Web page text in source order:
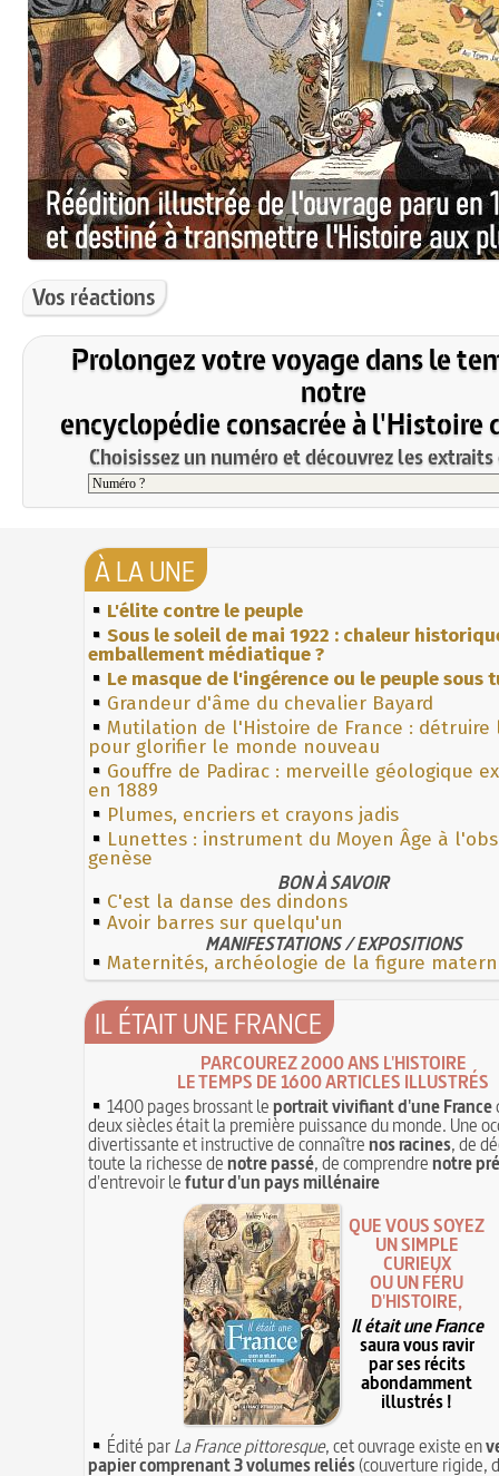
Vos réactions
Prolongez votre voyage dans le
notre
encyclopédie consacrée à l'Histoire
Choisissez un numéro et découvrez les
À LA UNE
L'élite contre le peuple
Sous le soleil de mai 1922 : chaleur
emballement médiatique ?
Le masque de l'ingérence ou le peuple sous
Grandeur d'âme du chevalier Bayard
Mutilation de l'Histoire de France : détruire
pour glorifier le monde nouveau
Gouffre de Padirac : merveille géologique
en 1889
Plumes, encriers et crayons jadis
Lunettes : instrument du Moyen Âge à
genèse
BON À SAVOIR
C'est la danse des dindons
Avoir barres sur quelqu'un
MANIFESTATIONS / EXPOSITIONS
Maternités, archéologie de la figure
IL ÉTAIT UNE FRANCE
PARCOUREZ 2000 ANS L'HISTOIRE
LE TEMPS DE 1600 ARTICLES ILLUSTRÉS
1400 pages brossant leportrait vivifiant d'une France
deux siècles était la première puissance du monde. Une
divertissante et instructive de connaîtrenos racines, de
toute la richesse denotre passé, de comprendrenotre
d'entrevoir lefutur d'un pays millénaire
QUE VOUS SOYEZ
UN SIMPLE
CURIEUX
OU UN FÉRU
D'HISTOIRE,
Il était une France
saura vous ravir
par ses récits
abondamment
illustrés !
Édité parLa France pittoresque, cet ouvrage existe en
papier comprenant 3 volumes reliés(couverture rigide,